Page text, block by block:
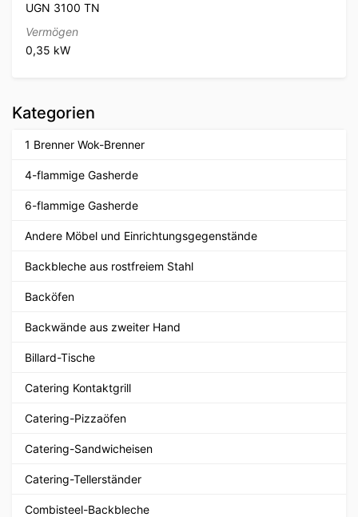
UGN 3100 TN
Vermögen
0,35 kW
Kategorien
1 Brenner Wok-Brenner
4-flammige Gasherde
6-flammige Gasherde
Andere Möbel und Einrichtungsgegenstände
Backbleche aus rostfreiem Stahl
Backöfen
Backwände aus zweiter Hand
Billard-Tische
Catering Kontaktgrill
Catering-Pizzaöfen
Catering-Sandwicheisen
Catering-Tellerständer
Combisteel-Backbleche